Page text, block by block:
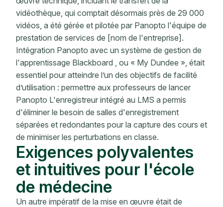
vidéothèque, qui comptait désormais près de 29 000
vidéos, a été gérée et pilotée par Panopto l'équipe de
prestation de services de [nom de l'entreprise].
Intégration Panopto avec un système de gestion de
l'apprentissage Blackboard , ou « My Dundee », était
essentiel pour atteindre l’un des objectifs de facilité
d’utilisation : permettre aux professeurs de lancer
Panopto L'enregistreur intégré au LMS a permis
d'éliminer le besoin de salles d'enregistrement
séparées et redondantes pour la capture des cours et
de minimiser les perturbations en classe.
Exigences polyvalentes
et intuitives pour l'école
de médecine
Un autre impératif de la mise en œuvre était de